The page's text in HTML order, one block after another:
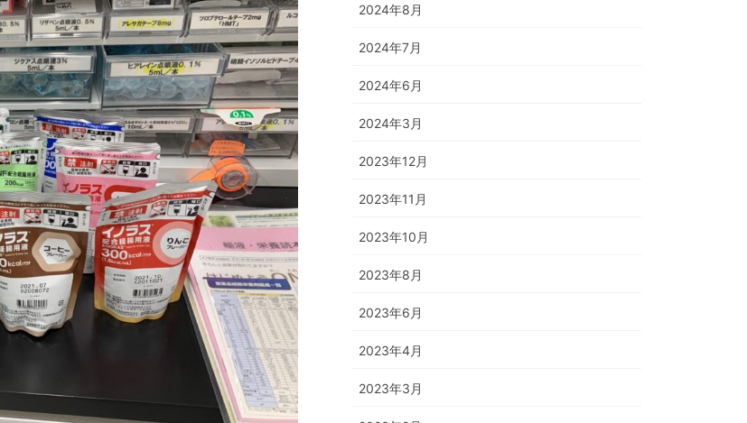
2024年8月
2024年7月
2024年6月
2024年3月
2023年12月
2023年11月
2023年10月
2023年8月
2023年6月
2023年4月
2023年3月